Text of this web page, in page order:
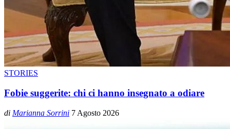
STORIES
Fobie suggerite: chi ci hanno insegnato a odiare
di Marianna Sorrini 7 Agosto 2026